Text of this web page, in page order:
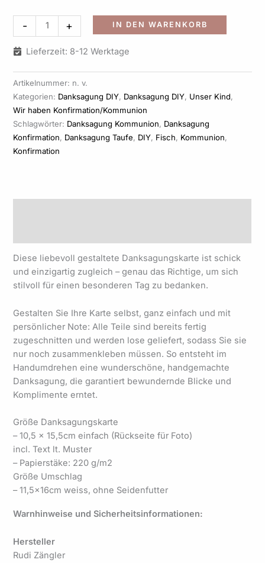
- + IN DEN WARENKORB
Lieferzeit: 8-12 Werktage
Artikelnummer: n. v.
Kategorien: Danksagung DIY, Danksagung DIY, Unser Kind,
Wir haben Konfirmation/Kommunion
Schlagwörter: Danksagung Kommunion, Danksagung
Konfirmation, Danksagung Taufe, DIY, Fisch, Kommunion,
Konfirmation
Diese liebevoll gestaltete Danksagungskarte ist schick
und einzigartig zugleich – genau das Richtige, um sich
stilvoll für einen besonderen Tag zu bedanken.
Gestalten Sie Ihre Karte selbst, ganz einfach und mit
persönlicher Note: Alle Teile sind bereits fertig
zugeschnitten und werden lose geliefert, sodass Sie sie
nur noch zusammenkleben müssen. So entsteht im
Handumdrehen eine wunderschöne, handgemachte
Danksagung, die garantiert bewundernde Blicke und
Komplimente erntet.
Größe Danksagungskarte
– 10,5 x 15,5cm einfach (Rückseite für Foto)
incl. Text lt. Muster
– Papierstäke: 220 g/m2
Größe Umschlag
– 11,5x16cm weiss, ohne Seidenfutter
Warnhinweise und Sicherheitsinformationen:
Hersteller
Rudi Zängler